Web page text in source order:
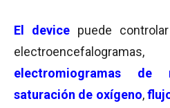
El device puede controlar
electroencefalogramas,
electromiogramas
saturación de oxígeno,